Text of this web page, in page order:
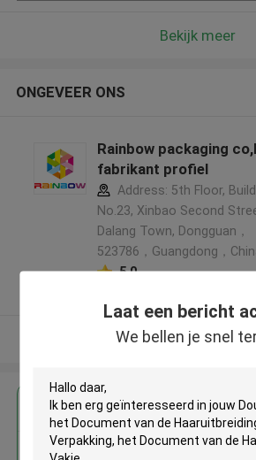
Laat een bericht
We bellen je snel
Bekijk meer
ONGEVEER ONS
Rainbow packaging
fabrikant profiel
Address: 5th Floor,
No.23, Xinbao Second
Dalang Town, Dongguan，
523786，Guangdong，
5.0
Bekijk meer
Krijg de beste prijs